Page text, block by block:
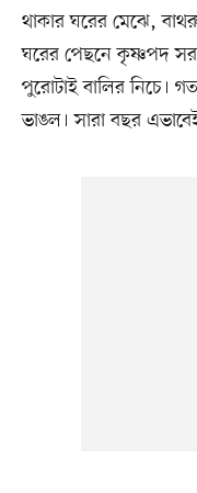
থাকার ঘরের মেঝে,
ঘরের পেছনে কৃষ্ণপদ
পুরোটাই বালির নিচে।
ভাঙল। সারা বছর